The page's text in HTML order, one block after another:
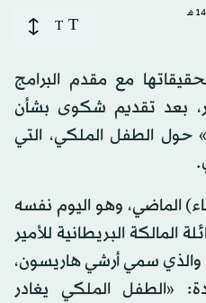
T
T
مع مقدم البرامج
بعد تقديم شكوى بشأن
حول الطفل الملكي، التي
الماضي، وهو اليوم نفسه
المالكة البريطانية للأمير
والذي سمي أرشي هاريسون،
«الطفل الملكي يغادر